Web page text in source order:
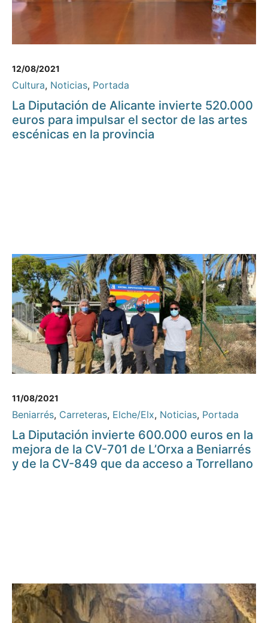
12/08/2021
Cultura, Noticias, Portada
La Diputación de Alicante invierte 520.000
euros para impulsar el sector de las artes
escénicas en la provincia
11/08/2021
Beniarrés, Carreteras, Elche/Elx, Noticias, Portada
La Diputación invierte 600.000 euros en la
mejora de la CV-701 de L’Orxa a Beniarrés
y de la CV-849 que da acceso a Torrellano